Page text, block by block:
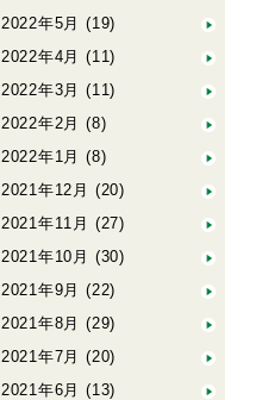
2022年5月 (19)
2022年4月 (11)
2022年3月 (11)
2022年2月 (8)
2022年1月 (8)
2021年12月 (20)
2021年11月 (27)
2021年10月 (30)
2021年9月 (22)
2021年8月 (29)
2021年7月 (20)
2021年6月 (13)